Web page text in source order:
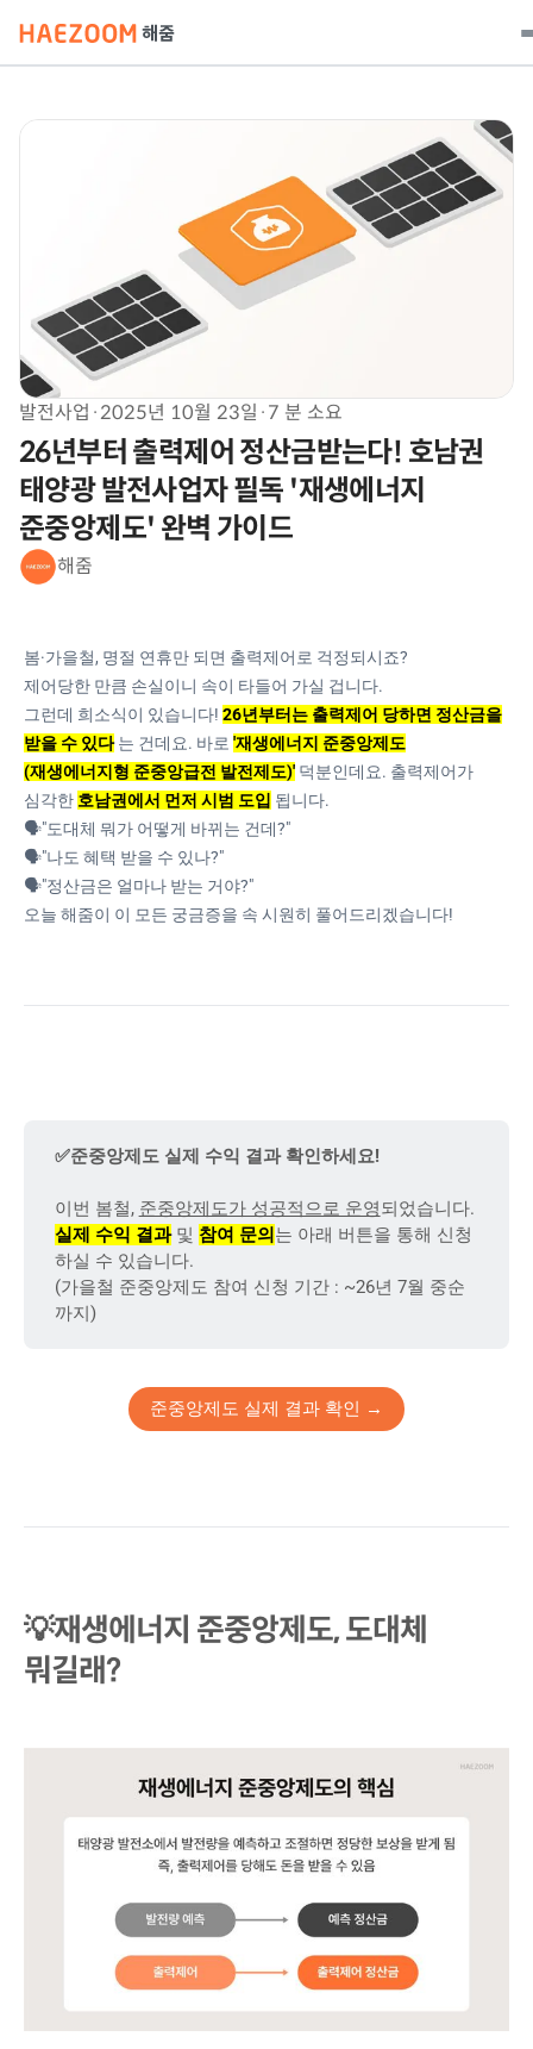
발전사업 ·2025년 10월 23일 ·7 분 소요
26년부터 출력제어 정산금받는다! 호남권
태양광 발전사업자 필독 '재생에너지
준중앙제도' 완벽 가이드
해줌
봄·가을철, 명절 연휴만 되면 출력제어로 걱정되시죠?
제어당한 만큼 손실이니 속이 타들어 가실 겁니다.
그런데 희소식이 있습니다! 26년부터는 출력제어 당하면 정산금을
받을 수 있다는 건데요. 바로 '재생에너지 준중앙제도
(재생에너지형 준중앙급전 발전제도)' 덕분인데요. 출력제어가
심각한 호남권에서 먼저 시범 도입 됩니다.
🗣️"도대체 뭐가 어떻게 바뀌는 건데?"
🗣️"나도 혜택 받을 수 있나?"
🗣️"정산금은 얼마나 받는 거야?"
오늘 해줌이 이 모든 궁금증을 속 시원히 풀어드리겠습니다!
✅준중앙제도 실제 수익 결과 확인하세요!
이번 봄철, 준중앙제도가 성공적으로 운영되었습니다.
실제 수익 결과및 참여 문의는 아래 버튼을 통해 신청
하실 수 있습니다.
(가을철 준중앙제도 참여 신청 기간 : ~26년 7월 중순
까지)
준중앙제도 실제 결과 확인 →
💡재생에너지 준중앙제도, 도대체
뭐길래?